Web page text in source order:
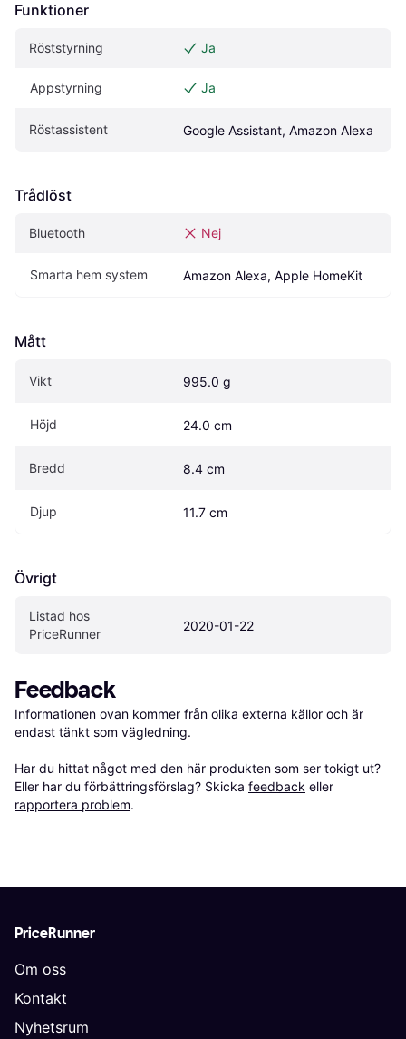
Funktioner
Röststyrning Ja
Appstyrning Ja
Röstassistent Google Assistant, Amazon Alexa
Trådlöst
Bluetooth Nej
Smarta hem system Amazon Alexa, Apple HomeKit
Mått
Vikt 995.0 g
Höjd 24.0 cm
Bredd 8.4 cm
Djup 11.7 cm
Övrigt
Listad hos
PriceRunner
2020-01-22
Feedback
Informationen ovan kommer från olika externa källor och är
endast tänkt som vägledning.
Har du hittat något med den här produkten som ser tokigt ut?
Eller har du förbättringsförslag? Skicka feedback eller
rapportera problem.
PriceRunner
Om oss
Kontakt
Nyhetsrum